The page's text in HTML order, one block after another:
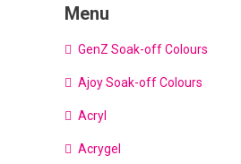
Menu
GenZ Soak-off Colours
Ajoy Soak-off Colours
Acryl
Acrygel